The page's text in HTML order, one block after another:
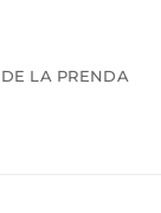
LA PRENDA